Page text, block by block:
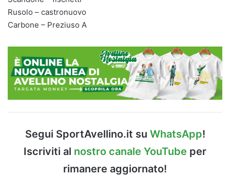
Rusolo – castronuovo
Carbone – Preziuso A
Segui SportAvellino.it su WhatsApp!
Iscriviti al nostro canale YouTube per
rimanere aggiornato!